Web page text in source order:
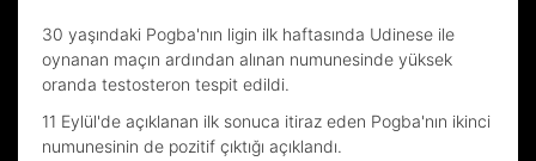
30 yaşındaki Pogba'nın ligin ilk haftasında Udinese ile
oynanan maçın ardından alınan numunesinde yüksek
oranda testosteron tespit edildi.
11 Eylül'de açıklanan ilk sonuca itiraz eden Pogba'nın ikinci
numunesinin de pozitif çıktığı açıklandı.